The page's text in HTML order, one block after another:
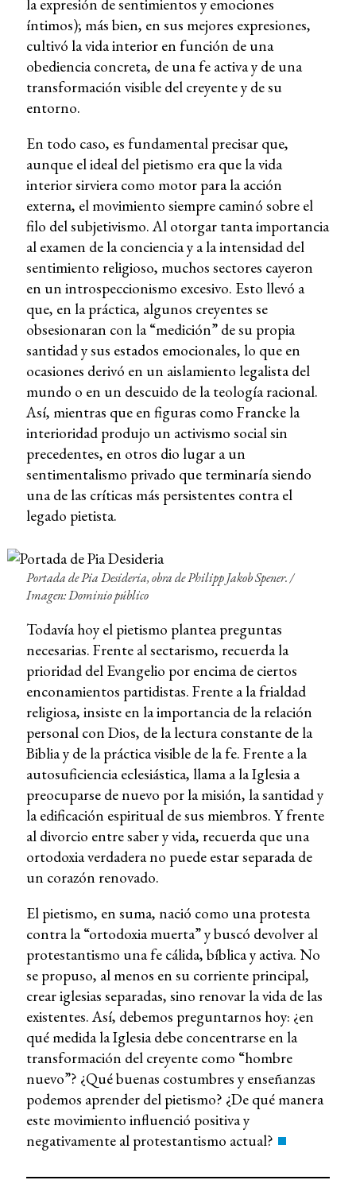
la expresión de sentimientos y emociones
íntimos); más bien, en sus mejores expresiones,
cultivó la vida interior en función de una
obediencia concreta, de una fe activa y de una
transformación visible del creyente y de su
entorno.
En todo caso, es fundamental precisar que,
aunque el ideal del pietismo era que la vida
interior sirviera como motor para la acción
externa, el movimiento siempre caminó sobre el
filo del subjetivismo. Al otorgar tanta importancia
al examen de la conciencia y a la intensidad del
sentimiento religioso, muchos sectores cayeron
en un introspeccionismo excesivo. Esto llevó a
que, en la práctica, algunos creyentes se
obsesionaran con la “medición” de su propia
santidad y sus estados emocionales, lo que en
ocasiones derivó en un aislamiento legalista del
mundo o en un descuido de la teología racional.
Así, mientras que en figuras como Francke la
interioridad produjo un activismo social sin
precedentes, en otros dio lugar a un
sentimentalismo privado que terminaría siendo
una de las críticas más persistentes contra el
legado pietista.
Portada dePia Desideria, obra de Philipp Jakob Spener. /
Imagen: Dominio público
Todavía hoy el pietismo plantea preguntas
necesarias. Frente al sectarismo, recuerda la
prioridad del Evangelio por encima de ciertos
enconamientos partidistas. Frente a la frialdad
religiosa, insiste en la importancia de la relación
personal con Dios, de la lectura constante de la
Biblia y de la práctica visible de la fe. Frente a la
autosuficiencia eclesiástica, llama a la Iglesia a
preocuparse de nuevo por la misión, la santidad y
la edificación espiritual de sus miembros. Y frente
al divorcio entre saber y vida, recuerda que una
ortodoxia verdadera no puede estar separada de
un corazón renovado.
El pietismo, en suma, nació como una protesta
contra la “ortodoxia muerta” y buscó devolver al
protestantismo una fe cálida, bíblica y activa. No
se propuso, al menos en su corriente principal,
crear iglesias separadas, sino renovar la vida de las
existentes. Así, debemos preguntarnos hoy: ¿en
qué medida la Iglesia debe concentrarse en la
transformación del creyente como “hombre
nuevo”? ¿Qué buenas costumbres y enseñanzas
podemos aprender del pietismo? ¿De qué manera
este movimiento influenció positiva y
negativamente al protestantismo actual?